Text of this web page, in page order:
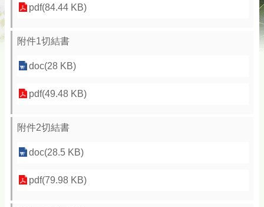
pdf(84.44 KB)
附件1切結書
doc(28 KB)
pdf(49.48 KB)
附件2切結書
doc(28.5 KB)
pdf(79.98 KB)